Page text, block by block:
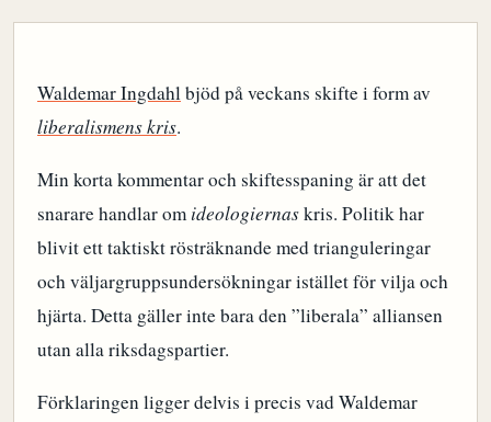
Waldemar Ingdahl bjöd på veckans skifte i form av
liberalismens kris.
Min korta kommentar och skiftesspaning är att det
snarare handlar om ideologiernaskris. Politik har
blivit ett taktiskt rösträknande med trianguleringar
och väljargruppsundersökningar istället för vilja och
hjärta. Detta gäller inte bara den ”liberala” alliansen
utan alla riksdagspartier.
Förklaringen ligger delvis i precis vad Waldemar